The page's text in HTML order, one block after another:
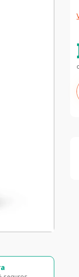
de desconto